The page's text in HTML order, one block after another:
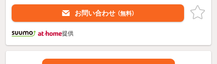
お問い合わせ （無料）
提供